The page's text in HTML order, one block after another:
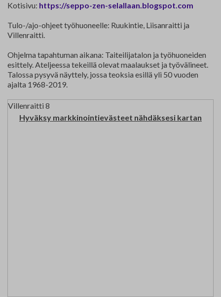
Kotisivu: https://seppo-zen-selallaan.blogspot.com
Tulo-/ajo-ohjeet työhuoneelle: Ruukintie, Liisanraitti ja
Villenraitti.
Ohjelma tapahtuman aikana: Taiteilijatalon ja työhuoneiden
esittely. Ateljeessa tekeillä olevat maalaukset ja työvälineet.
Talossa pysyvä näyttely, jossa teoksia esillä yli 50 vuoden
ajalta 1968-2019.
Villenraitti 8
Hyväksy markkinointievästeet nähdäksesi kartan